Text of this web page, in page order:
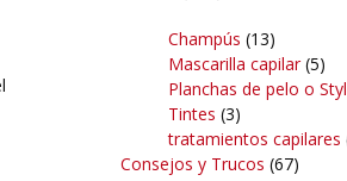
Champús (13)
Mascarilla capilar(5)
Planchas de pelo o
Tintes (3)
tratamientos capilares
Consejos y Trucos (67)